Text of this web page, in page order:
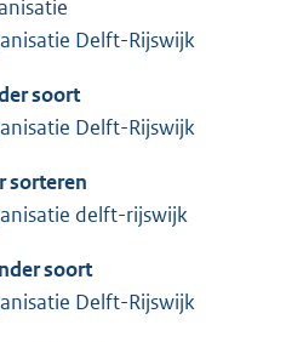
Delft-Rijswijk
soort
Delft-Rijswijk
sorteren
delft-rijswijk
soort
Delft-Rijswijk